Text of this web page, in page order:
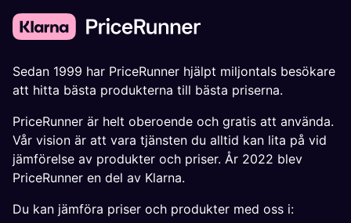
Sedan 1999 har PriceRunner hjälpt miljontals besökare
att hitta bästa produkterna till bästa priserna.
PriceRunner är helt oberoende och gratis att använda.
Vår vision är att vara tjänsten du alltid kan lita på vid
jämförelse av produkter och priser. År 2022 blev
PriceRunner en del av Klarna.
Du kan jämföra priser och produkter med oss i: